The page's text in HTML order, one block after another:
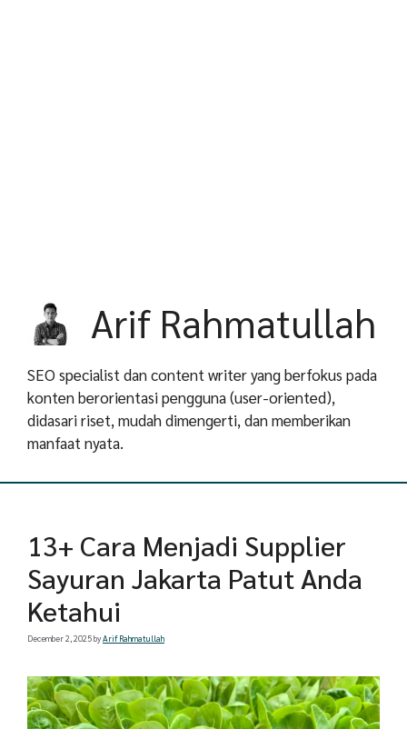
Arif Rahmatullah
SEO specialist dan content writer yang berfokus pada
konten berorientasi pengguna (user-oriented),
didasari riset, mudah dimengerti, dan memberikan
manfaat nyata.
13+ Cara Menjadi Supplier
Sayuran Jakarta Patut Anda
Ketahui
December 2, 2025byArif Rahmatullah